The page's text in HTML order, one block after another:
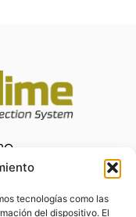
tecnologías como las
del dispositivo. El